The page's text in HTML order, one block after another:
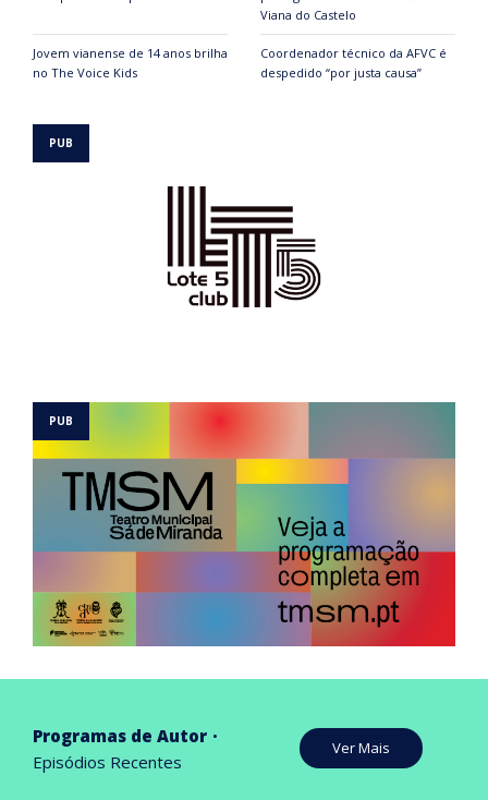
Viana do Castelo
Jovem vianense de 14 anos brilha
no The Voice Kids
Coordenador técnico da AFVC é
despedido “por justa causa”
Programas de Autor
Episódios Recentes
Ver Mais